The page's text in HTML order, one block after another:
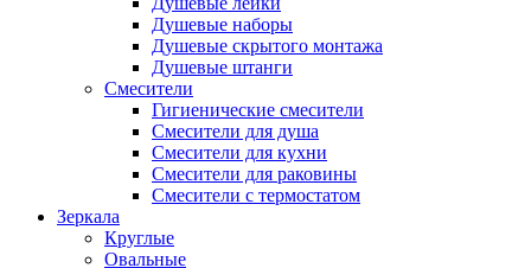
Душевые наборы
Душевые скрытого монтажа
Душевые штанги
Смесители
Гигиенические смесители
Смесители для душа
Смесители для кухни
Смесители для раковины
Смесители с термостатом
Зеркала
Круглые
Овальные